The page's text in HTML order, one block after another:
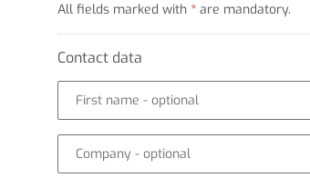
All fields marked with * are mandatory.
Contact data
First name - optional
Company - optional